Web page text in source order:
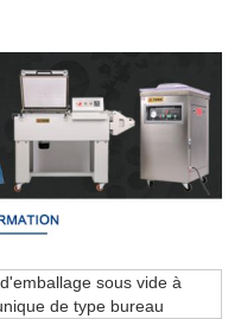
sous vide à
de type bureau